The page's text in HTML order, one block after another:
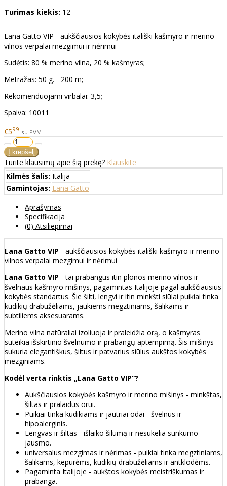
Turimas kiekis: 12
Lana Gatto VIP - aukščiausios kokybės itališki kašmyro ir merino
vilnos verpalai mezgimui ir nėrimui
Sudėtis: 80 % merino vilna, 20 % kašmyras;
Metražas: 50 g. - 200 m;
Rekomenduojami virbalai: 3,5;
Spalva: 10011
€599 su PVM
Turite klausimų apie šią prekę? Klauskite
Kilmės šalis: Italija
Gamintojas: Lana Gatto
Aprašymas
Specifikacija
(0) Atsiliepimai
Lana Gatto VIP - aukščiausios kokybės itališki kašmyro ir merino
vilnos verpalai mezgimui ir nėrimui
Lana Gatto VIP - tai prabangus itin plonos merino vilnos ir
švelnaus kašmyro mišinys, pagamintas Italijoje pagal aukščiausius
kokybės standartus. Šie šilti, lengvi ir itin minkšti siūlai puikiai tinka
kūdikių drabužėliams, jaukiems megztiniams, šalikams ir
subtiliems aksesuarams.
Merino vilna natūraliai izoliuoja ir praleidžia orą, o kašmyras
suteikia išskirtinio švelnumo ir prabangų aptempimą. Šis mišinys
sukuria elegantiškus, šiltus ir patvarius siūlus aukštos kokybės
mezginiams.
Kodėl verta rinktis „Lana Gatto VIP“?
Aukščiausios kokybės kašmyro ir merino mišinys - minkštas,
šiltas ir pralaidus orui.
Puikiai tinka kūdikiams ir jautriai odai - švelnus ir
hipoalerginis.
Lengvas ir šiltas - išlaiko šilumą ir nesukelia sunkumo
jausmo.
universalus mezgimas ir nėrimas - puikiai tinka megztiniams,
šalikams, kepurėms, kūdikių drabužėliams ir antklodėms.
Pagaminta Italijoje - aukštos kokybės meistriškumas ir
prabanga.